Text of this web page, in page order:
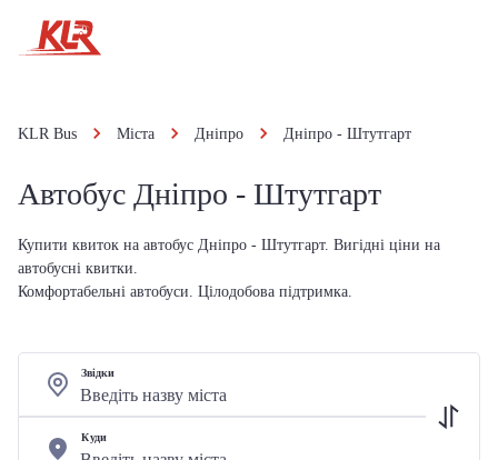
KLR Bus Міста Дніпро Дніпро - Штутгарт
Автобус Дніпро - Штутгарт
Купити квиток на автобус Дніпро - Штутгарт. Вигідні ціни на
автобусні квитки.
Комфортабельні автобуси. Цілодобова підтримка.
Звідки
Куди